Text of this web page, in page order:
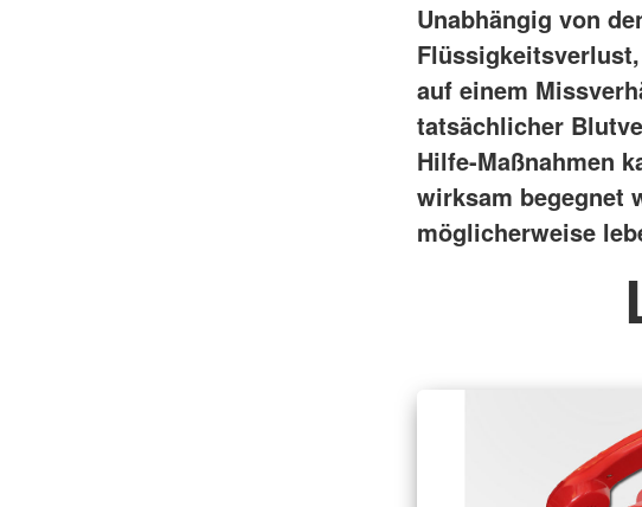
Unabhängig von
auf einem
tatsächlicher
Hilfe-Maßnahmen
wirksam begegnet
möglicherweise